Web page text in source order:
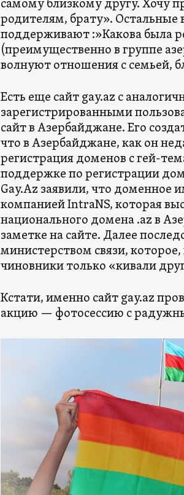
самому близкому другу. Хочу
родителям, брату». Остальные
поддерживают :»Какова была
(преимущественно в группе
волнуют отношения с семьей,
Есть еще сайт gay.az c
зарегистрированными
сайт в Азербайджане. Его
что в Азербайджане, как он
регистрация доменов с гей-
поддержке по регистрации
Gay.Az заявили, что доменное
компанией IntraNS, которая
национального домена .az в
заметке на сайте. Далее
министерством связи,
чиновники только «кивали
Кстати, именно сайт gay.az
акцию — фотосессию с